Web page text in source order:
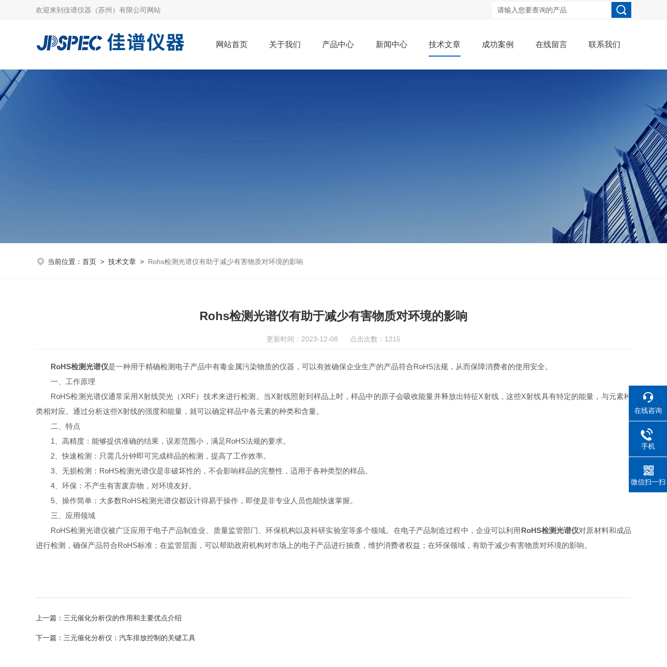
欢迎来到 佳谱仪器（苏州）有限公司网站
网站首页 关于我们 产品中心 新闻中心 技术文章 成功案例 在线留言 联系我们
当前位置： 首页 > 技术文章 > Rohs检测光谱仪有助于减少有害物质对环境的影响
Rohs检测光谱仪有助于减少有害物质对环境的影响
更新时间：2023-12-08 点击次数：1215
RoHS检测光谱仪是一种用于精确检测电子产品中有毒金属污染物质的仪器，可以有效确保企业生产的产品符合RoHS法规，从而保障消费者的使用安全。
一、工作原理
RoHS检测光谱仪通常采用X射线荧光（XRF）技术来进行检测。当X射线照射到样品上时，样品中的原子会吸收能量并释放出特征X射线，这些X射线具有特定的能量，与元素种
类相对应。通过分析这些X射线的强度和能量，就可以确定样品中各元素的种类和含量。
二、特点
1、高精度：能够提供准确的结果，误差范围小，满足RoHS法规的要求。
2、快速检测：只需几分钟即可完成样品的检测，提高了工作效率。
3、无损检测：RoHS检测光谱仪是非破坏性的，不会影响样品的完整性，适用于各种类型的样品。
4、环保：不产生有害废弃物，对环境友好。
5、操作简单：大多数RoHS检测光谱仪都设计得易于操作，即使是非专业人员也能快速掌握。
三、应用领域
RoHS检测光谱仪被广泛应用于电子产品制造业、质量监管部门、环保机构以及科研实验室等多个领域。在电子产品制造过程中，企业可以利用 RoHS检测光谱仪对原材料和成品
进行检测，确保产品符合RoHS标准；在监管层面，可以帮助政府机构对市场上的电子产品进行抽查，维护消费者权益；在环保领域，有助于减少有害物质对环境的影响。
上一篇： 三元催化分析仪的作用和主要优点介绍
下一篇： 三元催化分析仪：汽车排放控制的关键工具
在线咨询
手机
微信扫一扫